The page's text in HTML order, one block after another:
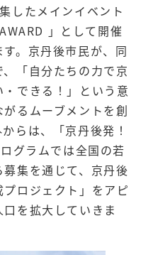
したメインイベント
」として開催
。京丹後市民が、同
「自分たちの力で京
できる！」という意
るムーブメントを創
らは、「京丹後発！
グラムでは全国の若
集を通じて、京丹後
ロジェクト」をアピ
を拡大していきま